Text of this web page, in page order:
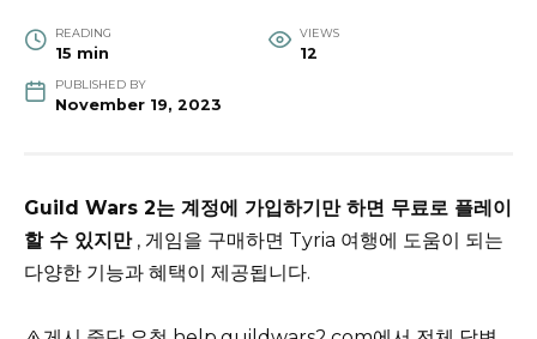
READING
15 min
VIEWS
12
PUBLISHED BY
November 19, 2023
Guild Wars 2는 계정에 가입하기만 하면 무료로 플레이
할 수 있지만, 게임을 구매하면 Tyria 여행에 도움이 되는
다양한 기능과 혜택이 제공됩니다.